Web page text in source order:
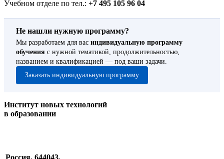
Учебном отделе по тел.: +7 495 105 96 04
Не нашли нужную программу?
Мы разработаем для вас индивидуальную программу
обучения с нужной тематикой, продолжительностью,
названием и квалификацией — под ваши задачи.
Заказать индивидуальную программу
Институт новых технологий
в образовании